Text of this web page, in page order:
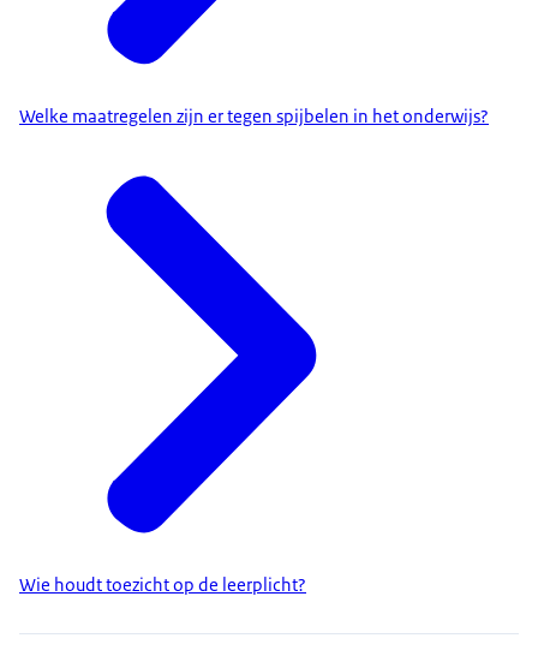
Welke maatregelen zijn er tegen spijbelen in het onderwijs?
Wie houdt toezicht op de leerplicht?